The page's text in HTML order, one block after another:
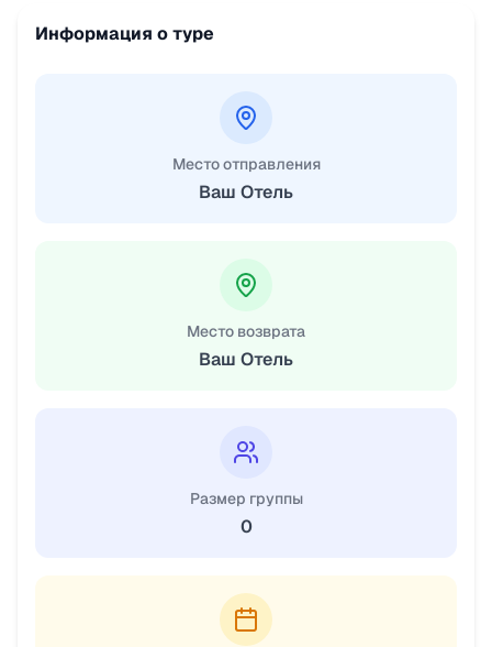
Информация о туре
Место отправления
Ваш Отель
Место возврата
Ваш Отель
Размер группы
0